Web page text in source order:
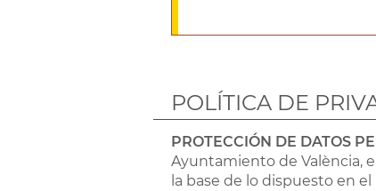
POLÍTICA DE
PROTECCIÓN DE DATOS
Ayuntamiento de València,
la base de lo dispuesto en